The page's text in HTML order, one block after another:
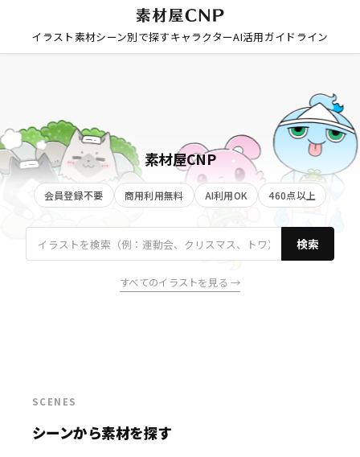
イラスト素材シーン別で探すキャラクターAI活用ガイドライン
素材屋CNP
会員登録不要 商用利用無料 AI利用OK 460点以上
検索
すべてのイラストを見る →
SCENES
シーンから素材を探す